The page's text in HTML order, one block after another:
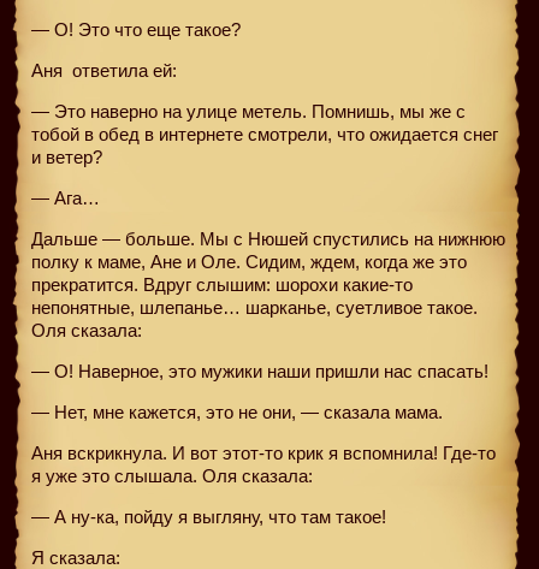
— О! Это что еще такое?
Аня ответила ей:
— Это наверно на улице метель. Помнишь, мы же с
тобой в обед в интернете смотрели, что ожидается снег
и ветер?
— Ага…
Дальше — больше. Мы с Нюшей спустились на нижнюю
полку к маме, Ане и Оле. Сидим, ждем, когда же это
прекратится. Вдруг слышим: шорохи какие-то
непонятные, шлепанье… шарканье, суетливое такое.
Оля сказала:
— О! Наверное, это мужики наши пришли нас спасать!
— Нет, мне кажется, это не они, — сказала мама.
Аня вскрикнула. И вот этот-то крик я вспомнила! Где-то
я уже это слышала. Оля сказала:
— А ну-ка, пойду я выгляну, что там такое!
Я сказала: